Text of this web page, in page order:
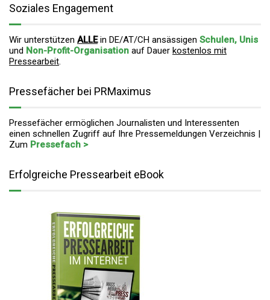
Soziales Engagement
Wir unterstützen ALLEin DE/AT/CH ansässigen Schulen, Unis
und Non-Profit-Organisation auf Dauer kostenlos mit
Pressearbeit.
Pressefächer bei PRMaximus
Pressefächer ermöglichen Journalisten und Interessenten
einen schnellen Zugriff auf Ihre Pressemeldungen Verzeichnis |
Zum Pressefach >
Erfolgreiche Pressearbeit eBook